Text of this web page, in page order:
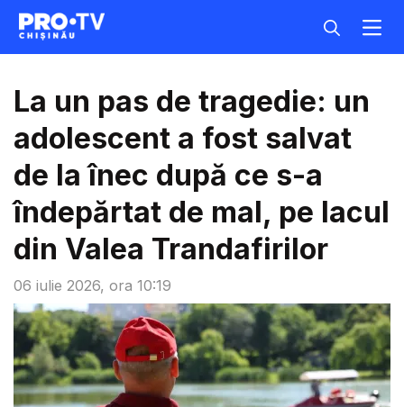
06 iulie 2026, ora 10:19
La un pas de tragedie: un
adolescent a fost salvat
de la înec după ce s-a
îndepărtat de mal, pe lacul
din Valea Trandafirilor